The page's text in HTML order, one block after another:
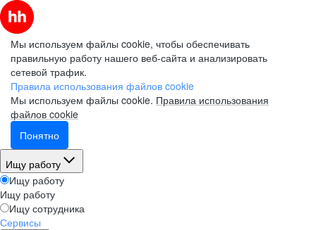
Мы используем файлы cookie, чтобы обеспечивать
правильную работу нашего веб-сайта и анализировать
сетевой трафик.
Правила использования файлов cookie
Мы используем файлы cookie. Правила использования
файлов cookie
Понятно
Ищу работу
Ищу работу
Ищу работу
Ищу сотрудника
Сервисы